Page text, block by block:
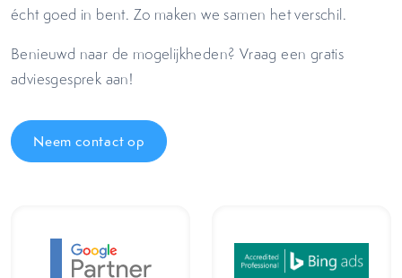
écht goed in bent. Zo maken we samen het verschil.
Benieuwd naar de mogelijkheden? Vraag een gratis
adviesgesprek aan!
Neem contact op